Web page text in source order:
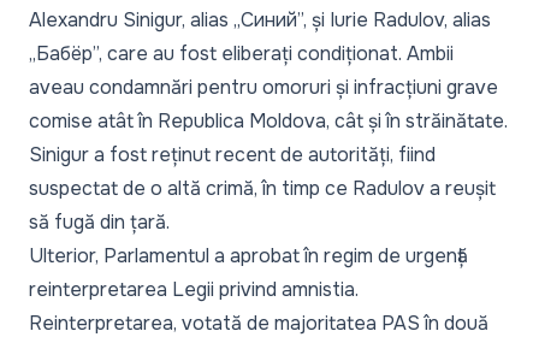
Alexandru Sinigur, alias „Синий”, și Iurie Radulov, alias
„Бабёр”, care au fost eliberați condiționat. Ambii
aveau condamnări pentru omoruri și infracțiuni grave
comise atât în Republica Moldova, cât și în străinătate.
Sinigur a fost reținut recent de autorități, fiind
suspectat de o altă crimă, în timp ce Radulov a reușit
să fugă din țară.
Ulterior, Parlamentul a aprobat în regim de urgență
reinterpretarea Legii privind amnistia.
Reinterpretarea, votată de majoritatea PAS în două